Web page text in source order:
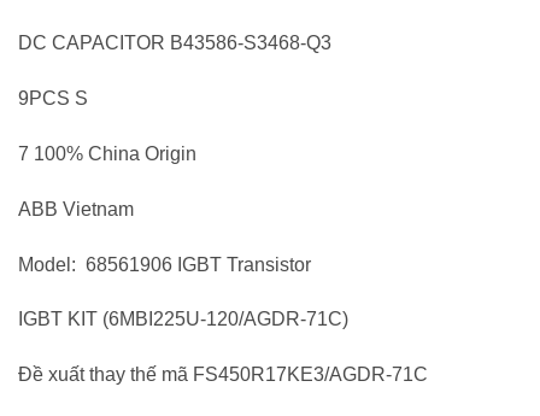
DC CAPACITOR B43586-S3468-Q3
9PCS S
7 100% China Origin
ABB Vietnam
Model: 68561906 IGBT Transistor
IGBT KIT (6MBI225U-120/AGDR-71C)
Đề xuất thay thế mã FS450R17KE3/AGDR-71C